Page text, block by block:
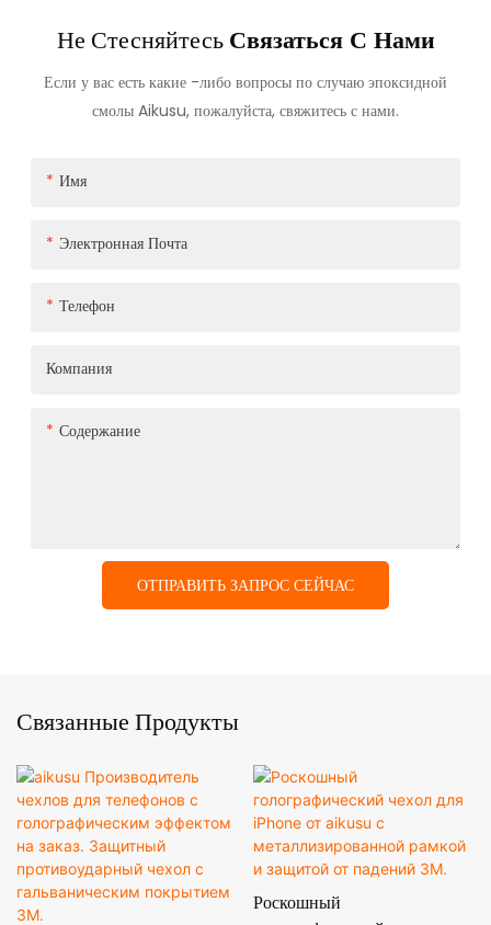
Не СтесняйтесьСвязаться С Нами
Если у вас есть какие -либо вопросы по случаю эпоксидной
смолы Aikusu, пожалуйста, свяжитесь с нами.
Имя
Электронная Почта
Телефон
Компания
Содержание
ОТПРАВИТЬ ЗАПРОС СЕЙЧАС
Связанные Продукты
Роскошный